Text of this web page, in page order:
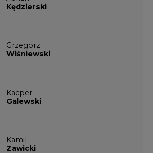
Kędzierski
Grzegorz
Wiśniewski
Kacper
Galewski
Kamil
Zawicki